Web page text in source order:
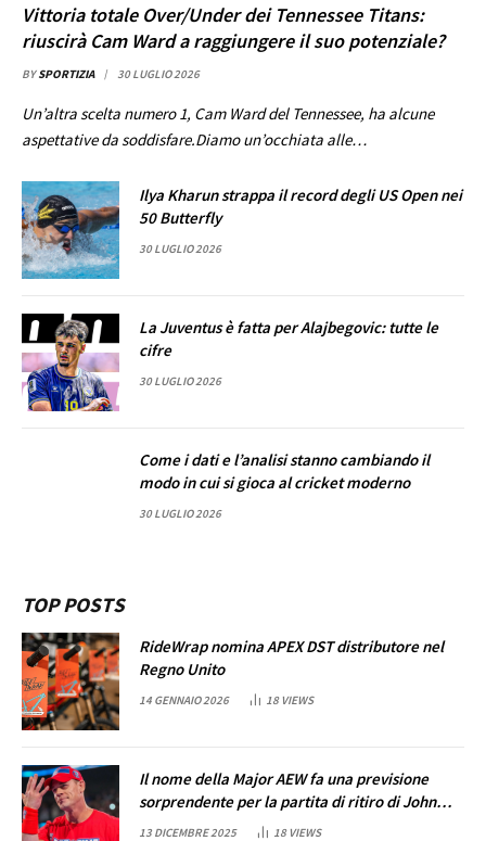
Vittoria totale Over/Under dei Tennessee Titans:
riuscirà Cam Ward a raggiungere il suo potenziale?
BY SPORTIZIA 30 LUGLIO 2026
Un’altra scelta numero 1, Cam Ward del Tennessee, ha alcune
aspettative da soddisfare.Diamo un’occhiata alle…
Ilya Kharun strappa il record degli US Open nei
50 Butterfly
30 LUGLIO 2026
La Juventus è fatta per Alajbegovic: tutte le
cifre
30 LUGLIO 2026
Come i dati e l’analisi stanno cambiando il
modo in cui si gioca al cricket moderno
30 LUGLIO 2026
TOP POSTS
RideWrap nomina APEX DST distributore nel
Regno Unito
14 GENNAIO 2026 18VIEWS
Il nome della Major AEW fa una previsione
sorprendente per la partita di ritiro di John
Cena
13 DICEMBRE 2025 18VIEWS